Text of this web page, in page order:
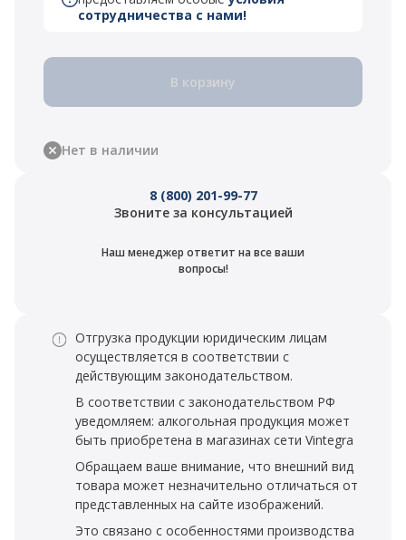
сотрудничества с нами!
В корзину
Нет в наличии
8 (800) 201-99-77
Звоните за консультацией
Наш менеджер ответит на все ваши
вопросы!
Отгрузка продукции юридическим лицам
осуществляется в соответствии с
действующим законодательством.
В соответствии с законодательством РФ
уведомляем: алкогольная продукция может
быть приобретена в магазинах сети Vintegra
Обращаем ваше внимание, что внешний вид
товара может незначительно отличаться от
представленных на сайте изображений.
Это связано с особенностями производства